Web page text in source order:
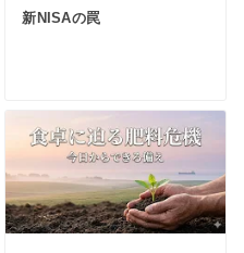
新NISAの罠